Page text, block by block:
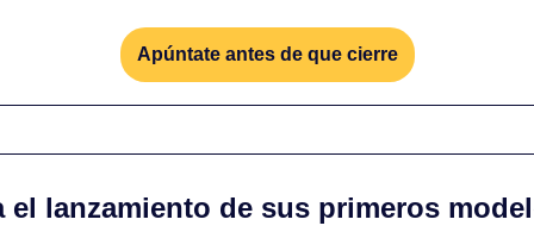
Apúntate antes de que cierre
el lanzamiento de sus primeros